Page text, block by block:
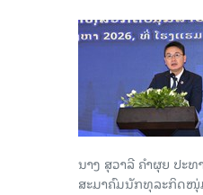
ນາງ ສຸວາລີ ຄຳຜຸຍ ປະ
ສະມາຄົມນັກທຸລະກິດໜຸ່